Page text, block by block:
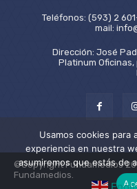
Teléfonos: (593) 2
mail:
Dirección: José
Platinum Oficinas,
©Copyright Fundamedios
Fundamedios.
Usamos cookies para
experiencia en nuestra
asumiremos que estás de